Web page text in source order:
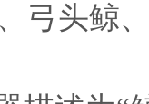
弓头鲸